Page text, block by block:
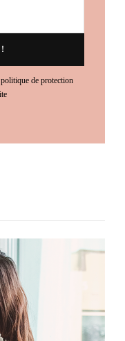
politique de protection